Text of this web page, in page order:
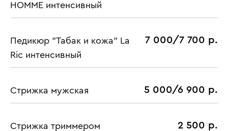
HOMME интенсивный
Педикюр "Табак и кожа" La
Ric интенсивный
7 000/7 700 р.
Стрижка мужская 5 000/6 900 р.
Стрижка триммером 2 500 р.